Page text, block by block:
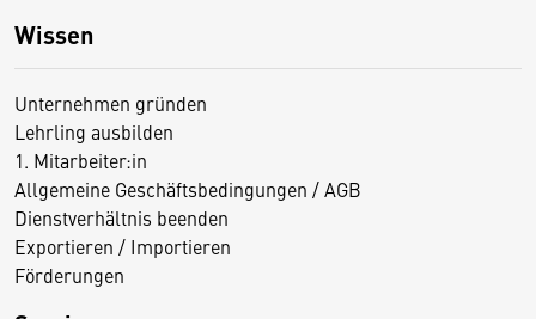
Wissen
Unternehmen gründen
Lehrling ausbilden
1. Mitarbeiter:in
Allgemeine Geschäftsbedingungen / AGB
Dienstverhältnis beenden
Exportieren / Importieren
Förderungen